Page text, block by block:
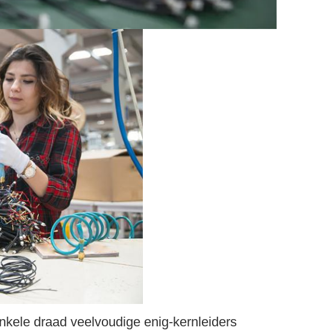
draad veelvoudige enig-kernleiders